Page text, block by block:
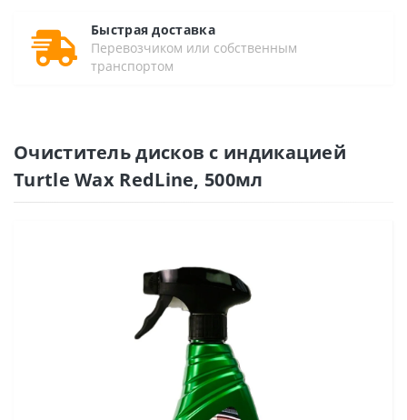
Быстрая доставка
Перевозчиком или собственным
транспортом
Очиститель дисков с индикацией
Turtle Wax RedLine, 500мл